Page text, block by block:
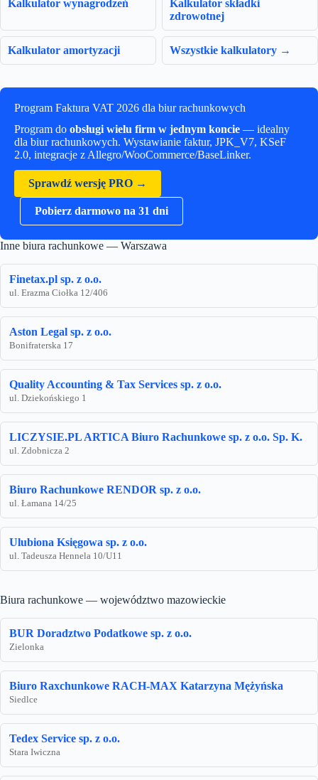
Kalkulator wynagrodzeń
Kalkulator składki
zdrowotnej
Kalkulator amortyzacji Wszystkie kalkulatory →
Program Faktura VAT 2026 dla biur rachunkowych
Program do obsługi wielu firm w jednym koncie — idealny
dla biur rachunkowych. Wystawianie faktur, JPK_V7, KSeF
2.0, integracje z Allegro/WooCommerce/BaseLinker.
Sprawdź wersję PRO →
Pobierz darmowo na 31 dni
Inne biura rachunkowe — Warszawa
Finetax.pl sp. z o.o.
ul. Erazma Ciołka 12/406
Aston Legal sp. z o.o.
Bonifraterska 17
Quality Accounting & Tax Services sp. z o.o.
ul. Dziekońskiego 1
LICZYSIE.PL ARTICA Biuro Rachunkowe sp. z o.o. Sp. K.
ul. Zdobnicza 2
Biuro Rachunkowe RENDOR sp. z o.o.
ul. Łamana 14/25
Ulubiona Księgowa sp. z o.o.
ul. Tadeusza Hennela 10/U11
Biura rachunkowe — województwo mazowieckie
BUR Doradztwo Podatkowe sp. z o.o.
Zielonka
Biuro Raxchunkowe RACH-MAX Katarzyna Mężyńska
Siedlce
Tedex Service sp. z o.o.
Stara Iwiczna